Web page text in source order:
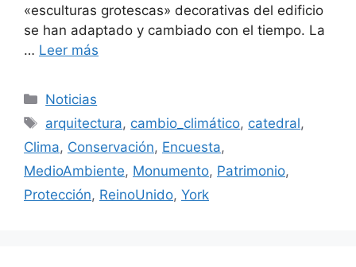
«esculturas grotescas» decorativas del edificio
se han adaptado y cambiado con el tiempo. La
… Leer más
Categorías
Noticias
Etiquetas
arquitectura, cambio_climático, catedral,
Clima, Conservación, Encuesta,
MedioAmbiente, Monumento, Patrimonio,
Protección, ReinoUnido, York